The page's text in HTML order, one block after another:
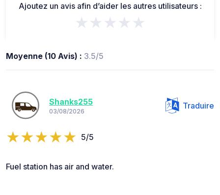
Ajoutez un avis afin d’aider les autres utilisateurs :
★★★★★
Moyenne (10 Avis) : 3.5/5
Shanks255
03/08/2026
Traduire
5/5
Fuel station has air and water.